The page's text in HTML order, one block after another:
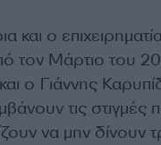
και ο
τον Μάρτιο του
ο Γιάννης
τις
να μην δίνουν